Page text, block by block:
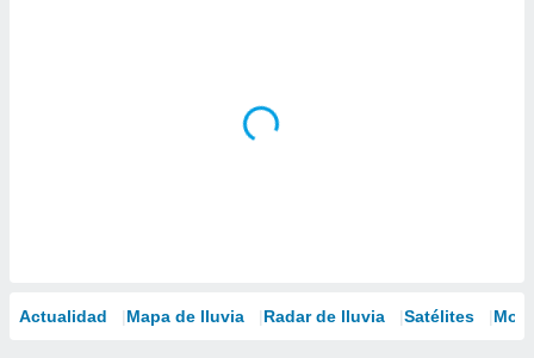
Actualidad Mapa de lluvia Radar de lluvia Satélites